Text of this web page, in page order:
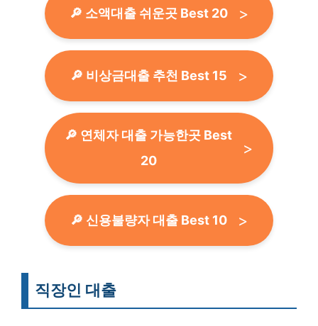
🔎 소액대출 쉬운곳 Best 20
🔎 비상금대출 추천 Best 15
🔎 연체자 대출 가능한곳 Best
20
🔎 신용불량자 대출 Best 10
직장인 대출